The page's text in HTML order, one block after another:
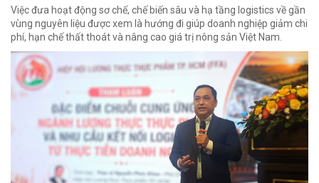
Việc đưa hoạt động sơ chế, chế biến sâu và hạ tầng logistics về gần
vùng nguyên liệu được xem là hướng đi giúp doanh nghiệp giảm chi
phí, hạn chế thất thoát và nâng cao giá trị nông sản Việt Nam.